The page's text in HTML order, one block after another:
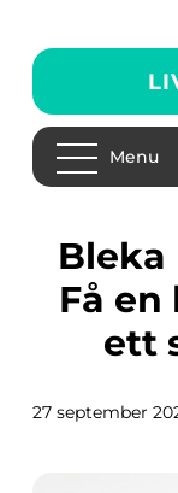
Menu
Bleka håret naturligt –
Få en
ett
27 september